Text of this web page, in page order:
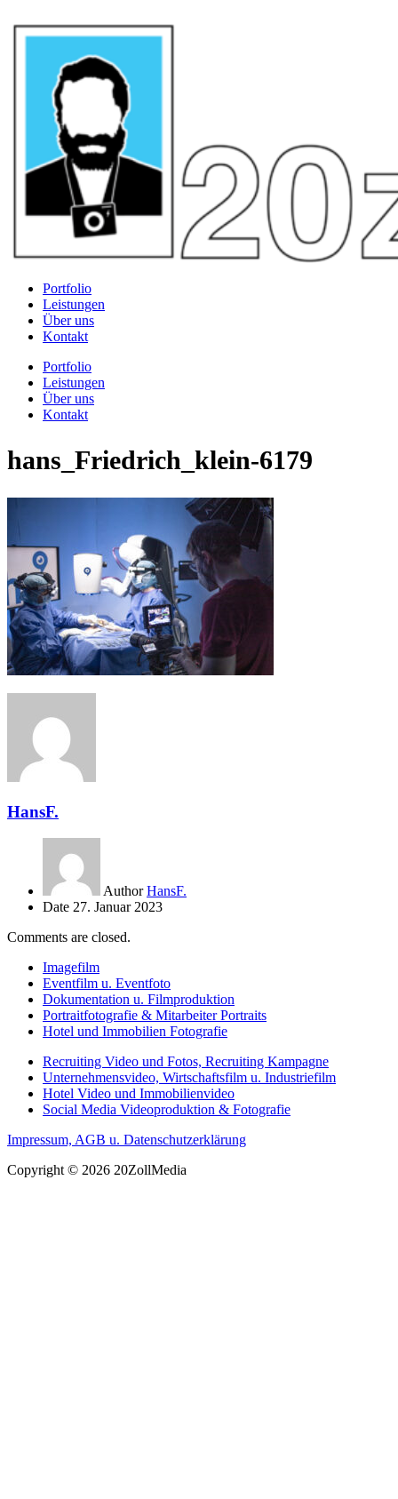
Portfolio
Leistungen
Über uns
Kontakt
Portfolio
Leistungen
Über uns
Kontakt
hans_Friedrich_klein-6179
HansF.
Author HansF.
Date 27. Januar 2023
Comments are closed.
Imagefilm
Eventfilm u. Eventfoto
Dokumentation u. Filmproduktion
Portraitfotografie & Mitarbeiter Portraits
Hotel und Immobilien Fotografie
Recruiting Video und Fotos, Recruiting Kampagne
Unternehmensvideo, Wirtschaftsfilm u. Industriefilm
Hotel Video und Immobilienvideo
Social Media Videoproduktion & Fotografie
Impressum, AGB u. Datenschutzerklärung
Copyright © 2026 20ZollMedia